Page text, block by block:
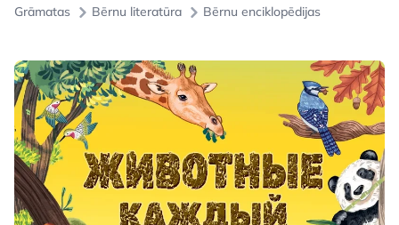
Grāmatas Bērnu literatūra Bērnu enciklopēdijas